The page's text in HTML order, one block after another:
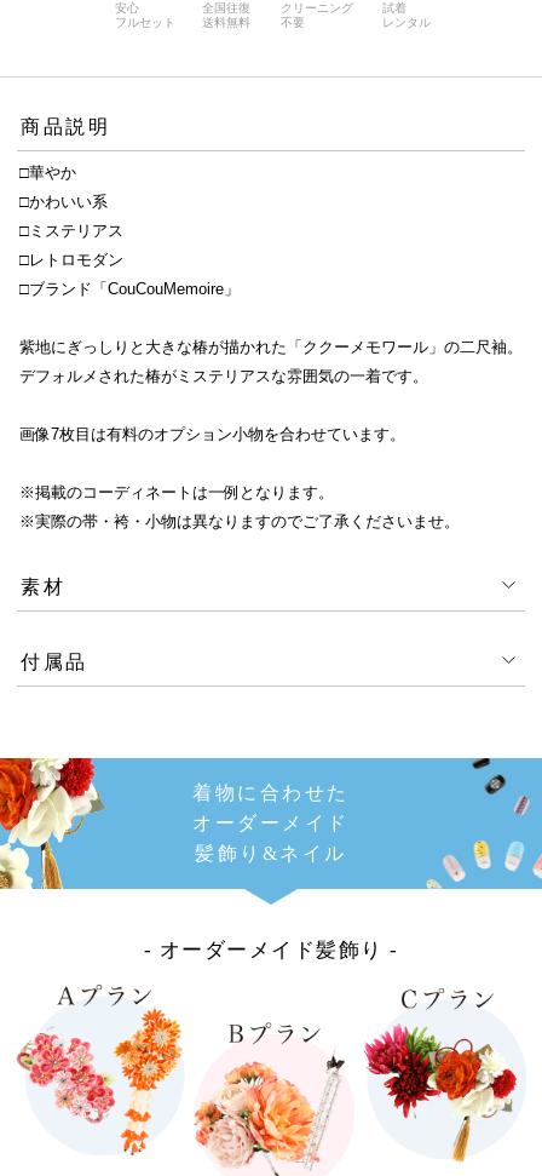
安心
フルセット
全国往復
送料無料
クリーニング
不要
試着
レンタル
商品説明
□華やか
□かわいい系
□ミステリアス
□レトロモダン
□ブランド「CouCouMemoire」
紫地にぎっしりと大きな椿が描かれた「ククーメモワール」の二尺袖。
デフォルメされた椿がミステリアスな雰囲気の一着です。
画像7枚目は有料のオプション小物を合わせています。
※掲載のコーディネートは一例となります。
※実際の帯・袴・小物は異なりますのでご了承くださいませ。
素材
付属品
着物に合わせた
オーダーメイド
髪飾り&ネイル
- オーダーメイド髪飾り -